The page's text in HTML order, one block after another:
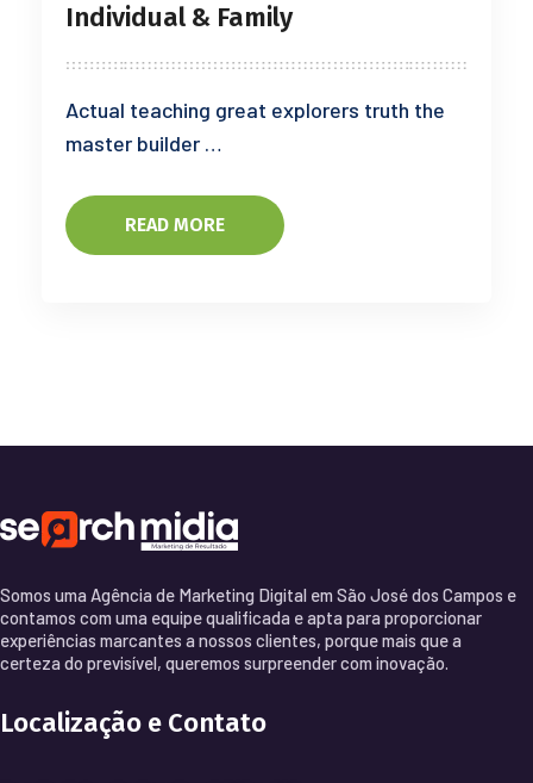
Individual & Family
Actual teaching great explorers truth the
master builder …
READ MORE
Somos uma Agência de Marketing Digital em São José dos Campos e
contamos com uma equipe qualificada e apta para proporcionar
experiências marcantes a nossos clientes, porque mais que a
certeza do previsível, queremos surpreender com inovação.
Localização e Contato